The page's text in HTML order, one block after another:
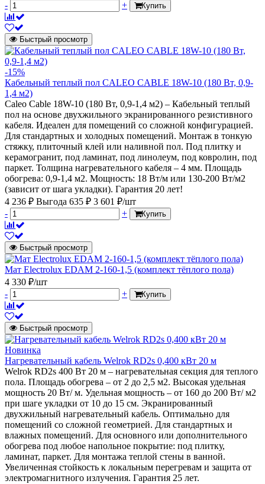
-
+ Купить
Быстрый просмотр
-15%
Кабельный теплый пол CALEO CABLE 18W-10 (180 Вт, 0,9-
1,4 м2)
Caleo Cable 18W-10 (180 Вт, 0,9-1,4 м2) – Кабельный теплый
пол на основе двухжильного экранированного резистивного
кабеля. Идеален для помещений со сложной конфигурацией.
Для стандартных и холодных помещений. Монтаж в тонкую
стяжку, плиточный клей или наливной пол. Под плитку и
керамогранит, под ламинат, под линолеум, под ковролин, под
паркет. Толщина нагревательного кабеля – 4 мм. Площадь
обогрева: 0,9-1,4 м2. Мощность: 18 Вт/м или 130-200 Вт/м2
(зависит от шага укладки). Гарантия 20 лет!
4 236 ₽ Выгода 635 ₽ 3 601 ₽/шт
-
+ Купить
Быстрый просмотр
Мат Electrolux EDAM 2-160-1,5 (комплект тёплого пола)
4 330 ₽/шт
-
+ Купить
Быстрый просмотр
Новинка
Нагревательный кабель Welrok RD2s 0,400 кВт 20 м
Welrok RD2s 400 Вт 20 м – нагревательная секция для теплого
пола. Площадь обогрева – от 2 до 2,5 м2. Высокая удельная
мощность 20 Вт/ м. Удельная мощность – от 160 до 200 Вт/ м2
при шаге укладки от 10 до 15 см. Экранированный
двухжильный нагревательный кабель. Оптимально для
помещений со сложной геометрией. Для стандартных и
влажных помещений. Для основного или дополнительного
обогрева под любое напольное покрытие: под плитку,
ламинат, паркет. Для монтажа теплой стены в ванной.
Увеличенная стойкость к локальным перегревам и защита от
электромагнитного излучения. Гарантия 25 лет.